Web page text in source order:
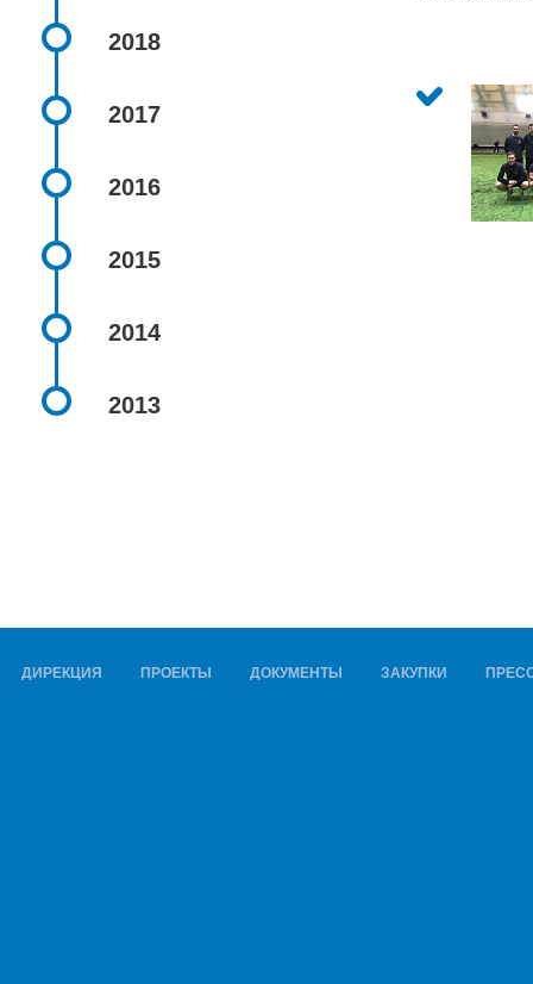
2018
2017
2016
2015
2014
2013
ДИРЕКЦИЯ ПРОЕКТЫ ДОКУМЕНТЫ ЗАКУПКИ